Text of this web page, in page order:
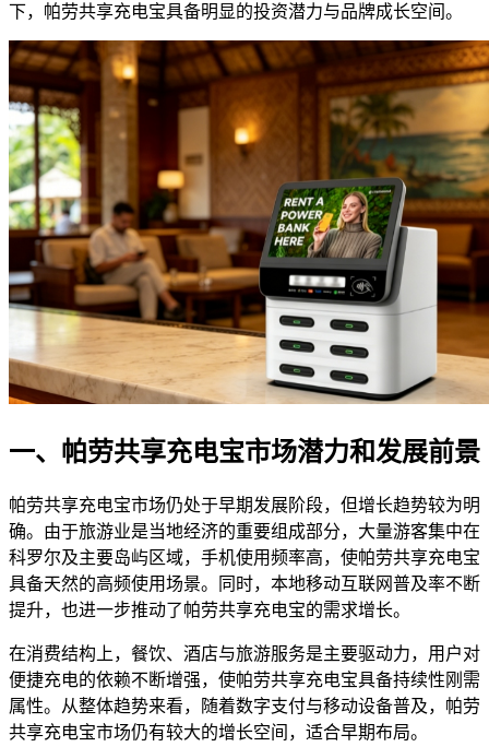
下，帕劳共享充电宝具备明显的投资潜力与品牌成长空间。
一、帕劳共享充电宝市场潜力和发展前景
帕劳共享充电宝市场仍处于早期发展阶段，但增长趋势较为明
确。由于旅游业是当地经济的重要组成部分，大量游客集中在
科罗尔及主要岛屿区域，手机使用频率高，使帕劳共享充电宝
具备天然的高频使用场景。同时，本地移动互联网普及率不断
提升，也进一步推动了帕劳共享充电宝的需求增长。
在消费结构上，餐饮、酒店与旅游服务是主要驱动力，用户对
便捷充电的依赖不断增强，使帕劳共享充电宝具备持续性刚需
属性。从整体趋势来看，随着数字支付与移动设备普及，帕劳
共享充电宝市场仍有较大的增长空间，适合早期布局。